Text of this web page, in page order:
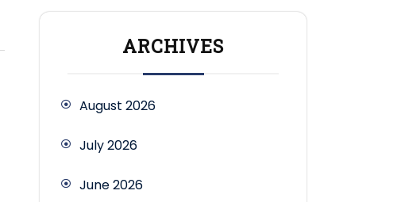
ARCHIVES
August 2026
July 2026
June 2026